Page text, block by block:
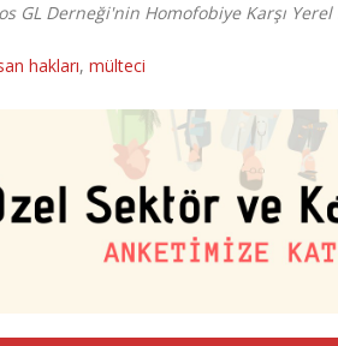
GL Derneği'nin Homofobiye Karşı
hakları, mülteci